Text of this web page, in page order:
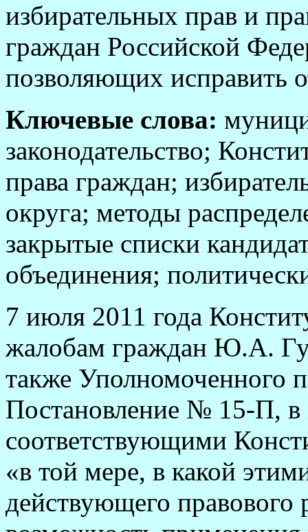
избирательных прав и
граждан Российской
позволяющих исправить
Ключевые слова:
законодательство;
права граждан;
округа; методы
закрытые списки
объединения;
7 июля 2011 года
жалобам граждан Ю.А.
также Уполномоченного
Постановление № 15-П, в
соответствующими
«в той мере, в какой
действующего правового